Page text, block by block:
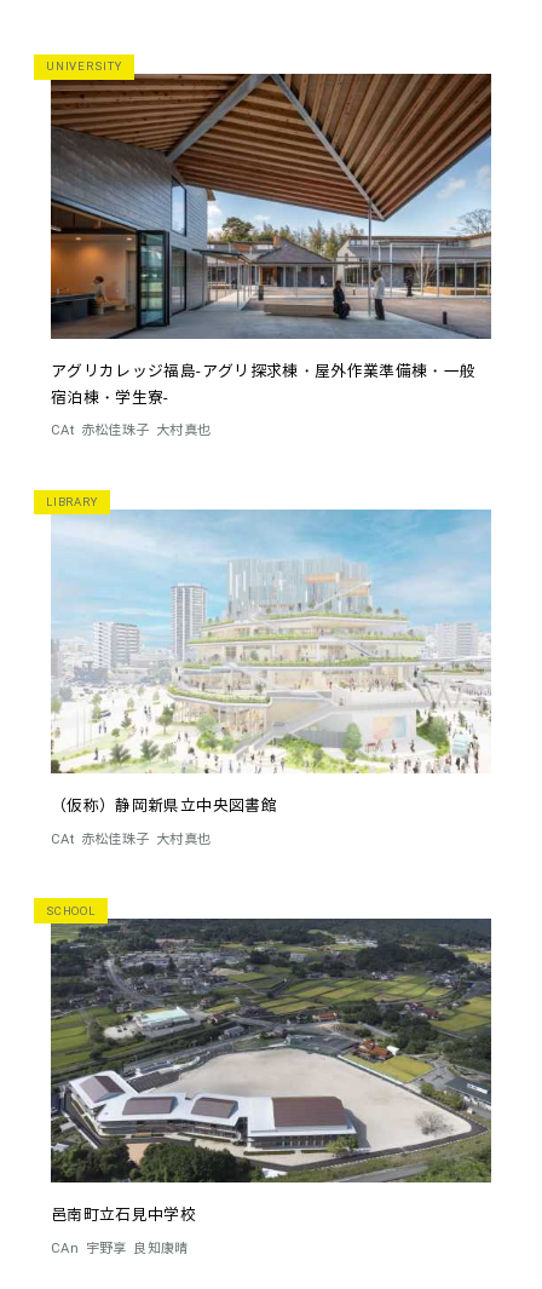
UNIVERSITY
アグリカレッジ福島-アグリ探求棟・屋外作業準備棟・一般
宿泊棟・学生寮-
CAt 赤松佳珠子 大村真也
LIBRARY
（仮称）静岡新県立中央図書館
CAt 赤松佳珠子 大村真也
SCHOOL
邑南町立石見中学校
CAn 宇野享 良知康晴